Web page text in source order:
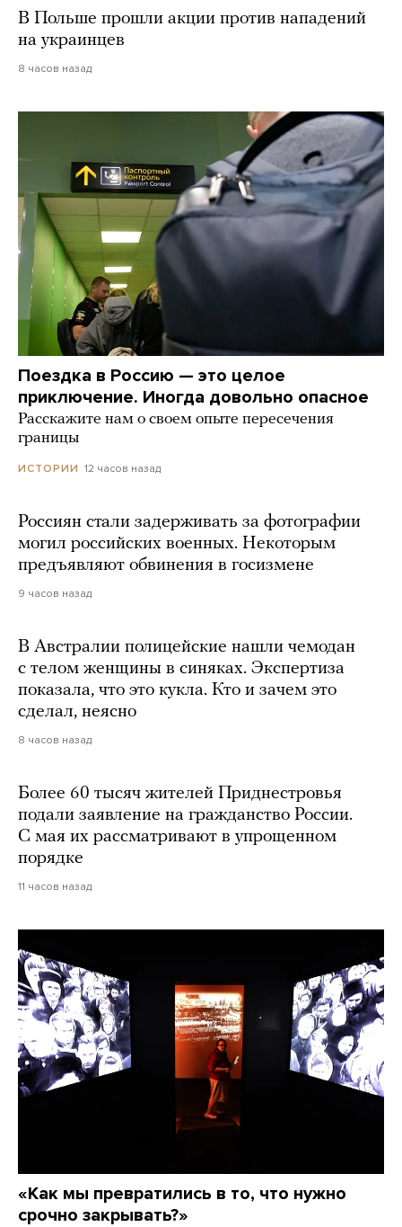
В Польше прошли акции против нападений
на украинцев
8 часов назад
Поездка в Россию — это целое
приключение. Иногда довольно опасное
Расскажите нам о своем опыте пересечения
границы
ИСТОРИИ 12 часов назад
Россиян стали задерживать за фотографии
могил российских военных. Некоторым
предъявляют обвинения в госизмене
9 часов назад
В Австралии полицейские нашли чемодан
с телом женщины в синяках. Экспертиза
показала, что это кукла. Кто и зачем это
сделал, неясно
8 часов назад
Более 60 тысяч жителей Приднестровья
подали заявление на гражданство России.
С мая их рассматривают в упрощенном
порядке
11 часов назад
«Как мы превратились в то, что нужно
срочно закрывать?»